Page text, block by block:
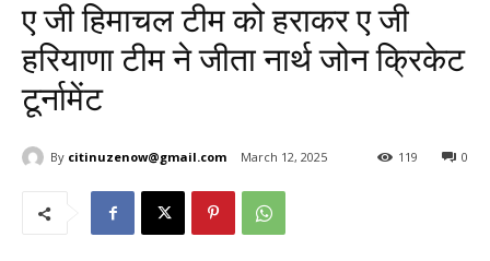
ए जी हिमाचल टीम को हराकर ए जी
हरियाणा टीम ने जीता नार्थ जोन क्रिकेट
टूर्नामेंट
By citinuzenow@gmail.com March 12, 2025 0
119